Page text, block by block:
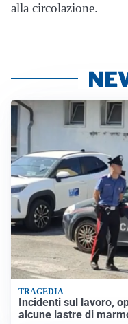
alla circolazione.
TRAGEDIA
Incidenti sul lavoro,
alcune lastre di